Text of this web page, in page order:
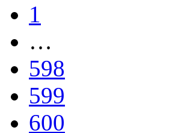
1
…
598
599
600